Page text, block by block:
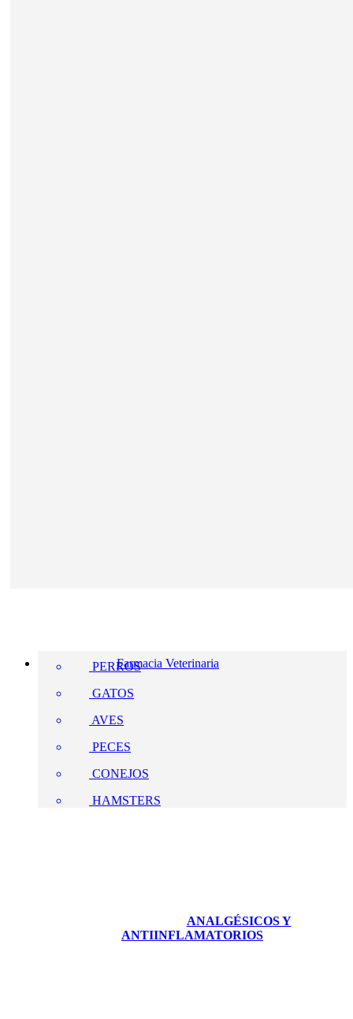
Farmacia Veterinaria
PERROS
GATOS
AVES
PECES
CONEJOS
HAMSTERS
ANALGÉSICOS Y
ANTIINFLAMATORIOS